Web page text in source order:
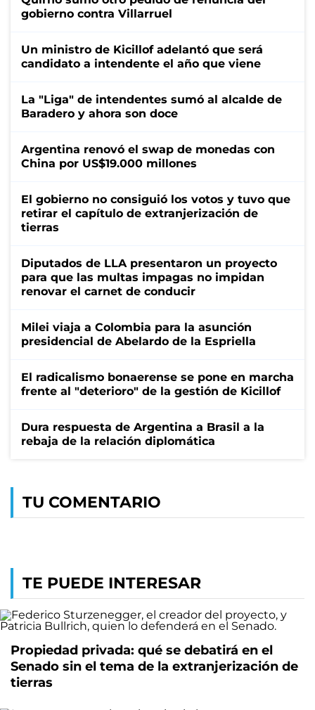
gobierno contra Villarruel
Un ministro de Kicillof adelantó que será
candidato a intendente el año que viene
La "Liga" de intendentes sumó al alcalde de
Baradero y ahora son doce
Argentina renovó el swap de monedas con
China por US$19.000 millones
El gobierno no consiguió los votos y tuvo que
retirar el capítulo de extranjerización de
tierras
Diputados de LLA presentaron un proyecto
para que las multas impagas no impidan
renovar el carnet de conducir
Milei viaja a Colombia para la asunción
presidencial de Abelardo de la Espriella
El radicalismo bonaerense se pone en marcha
frente al "deterioro" de la gestión de Kicillof
Dura respuesta de Argentina a Brasil a la
rebaja de la relación diplomática
TU COMENTARIO
TE PUEDE INTERESAR
Propiedad privada: qué se debatirá en el
Senado sin el tema de la extranjerización de
tierras